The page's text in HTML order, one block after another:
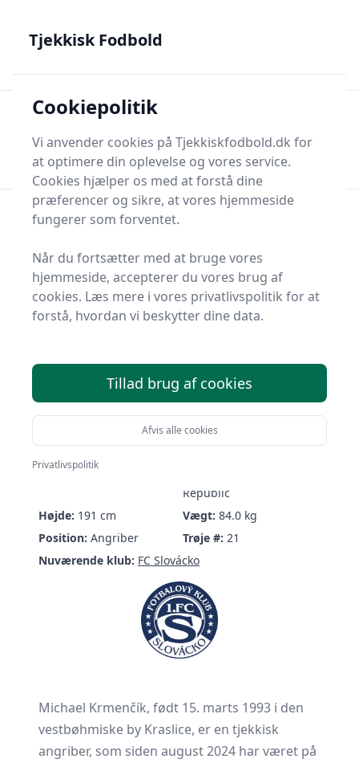
dansk
Søg nu
Michael Krmenčík
Republic
Højde: 191 cm Vægt: 84.0 kg
Position: Angriber Trøje #: 21
Nuværende klub: FC Slovácko
Michael Krmenčík, født 15. marts 1993 i den
vestbøhmiske by Kraslice, er en tjekkisk
angriber, som siden august 2024 har været på
Tjekkisk Fodbold
Cookiepolitik
Vi anvender cookies på Tjekkiskfodbold.dk for
at optimere din oplevelse og vores service.
Cookies hjælper os med at forstå dine
præferencer og sikre, at vores hjemmeside
fungerer som forventet.
Når du fortsætter med at bruge vores
hjemmeside, accepterer du vores brug af
cookies. Læs mere i vores privatlivspolitik for at
forstå, hvordan vi beskytter dine data.
Tillad brug af cookies
Afvis alle cookies
Privatlivspolitik